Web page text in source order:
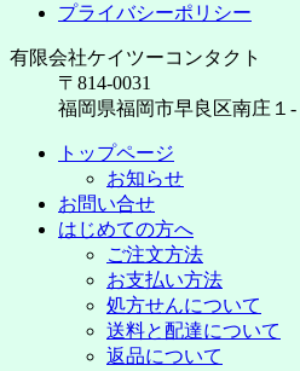
プライバシーポリシー
有限会社ケイツーコンタクト
〒814-0031
福岡県福岡市早良区南庄１-
トップページ
お知らせ
お問い合せ
はじめての方へ
ご注文方法
お支払い方法
処方せんについて
送料と配達について
返品について